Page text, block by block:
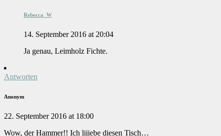
Rebecca_W
14. September 2016 at 20:04
Ja genau, Leimholz Fichte.
Antworten
Anonym
22. September 2016 at 18:00
Wow, der Hammer!! Ich liiiebe diesen Tisch…